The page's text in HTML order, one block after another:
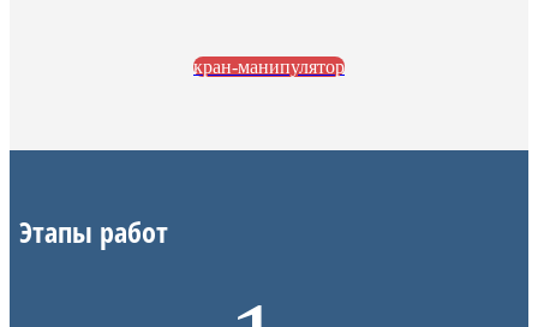
кран-манипулятор
Этапы работ